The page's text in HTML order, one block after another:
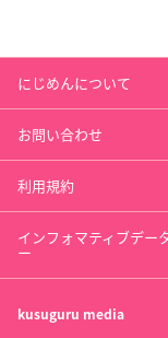
にじめんについて
お問い合わせ
利用規約
インフォマティブデー
ー
kusuguru media